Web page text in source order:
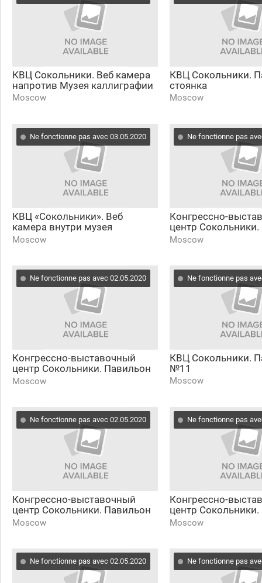
КВЦ Сокольники. Веб камера
напротив Музея каллиграфии
Moscow
КВЦ Сокольники.
стоянка
Moscow
Ne fonctionne pas avec 03.05.2020
КВЦ «Сокольники». Веб
камера внутри музея
каллиграфии.
Moscow
Ne fonctionne pas
Конгрессно-
центр
каллиграфии
Moscow
Ne fonctionne pas avec 02.05.2020
Конгрессно-выставочный
центр Сокольники. Павильон
№11
Moscow
Ne fonctionne pas
КВЦ Сокольники.
№11
Moscow
Ne fonctionne pas avec 02.05.2020
Конгрессно-выставочный
центр Сокольники. Павильон
7А
Moscow
Ne fonctionne pas
Конгрессно-
центр
№4
Moscow
Ne fonctionne pas avec 02.05.2020 Ne fonctionne pas